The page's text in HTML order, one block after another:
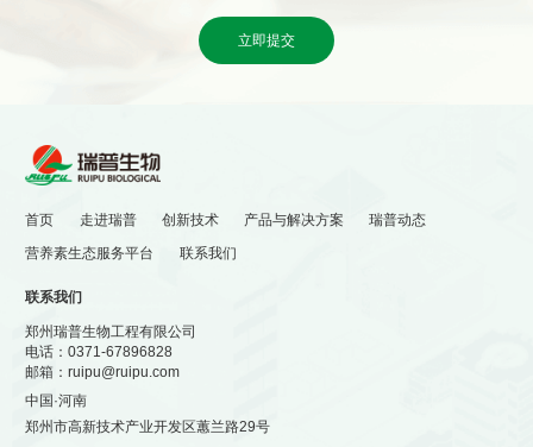
立即提交
首页 走进瑞普 创新技术 产品与解决方案
瑞普动态
营养素生态服务平台
联系我们
联系我们
郑州瑞普生物工程有限公司
电话：0371-67896828
邮箱：ruipu@ruipu.com
中国·河南
郑州市高新技术产业开发区蕙兰路29号